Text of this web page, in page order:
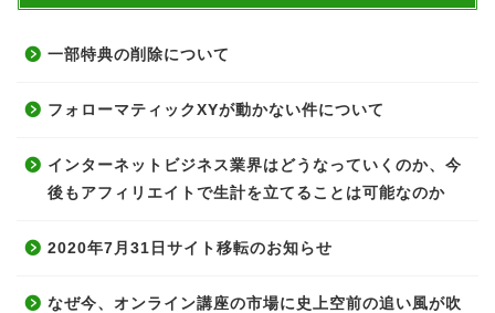
一部特典の削除について
フォローマティックXYが動かない件について
インターネットビジネス業界はどうなっていくのか、今
後もアフィリエイトで生計を立てることは可能なのか
2020年7月31日サイト移転のお知らせ
なぜ今、オンライン講座の市場に史上空前の追い風が吹